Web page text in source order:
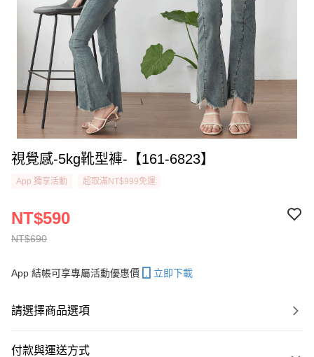
視覺感-5kg靴型褲-【161-6823】
App 獨享活動 超取滿NT$999免運
NT$690
NT$590
App 結帳可享專屬活動優惠價 立即下載
請選擇商品選項
付款與運送方式